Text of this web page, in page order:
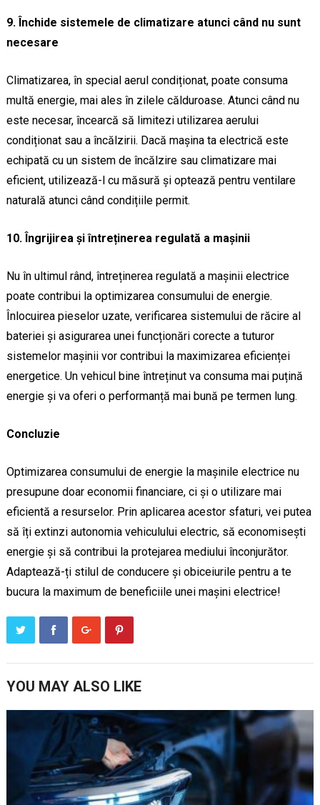
9. Închide sistemele de climatizare atunci când nu sunt
necesare
Climatizarea, în special aerul condiționat, poate consuma
multă energie, mai ales în zilele călduroase. Atunci când nu
este necesar, încearcă să limitezi utilizarea aerului
condiționat sau a încălzirii. Dacă mașina ta electrică este
echipată cu un sistem de încălzire sau climatizare mai
eficient, utilizează-l cu măsură și optează pentru ventilare
naturală atunci când condițiile permit.
10. Îngrijirea și întreținerea regulată a mașinii
Nu în ultimul rând, întreținerea regulată a mașinii electrice
poate contribui la optimizarea consumului de energie.
Înlocuirea pieselor uzate, verificarea sistemului de răcire al
bateriei și asigurarea unei funcționări corecte a tuturor
sistemelor mașinii vor contribui la maximizarea eficienței
energetice. Un vehicul bine întreținut va consuma mai puțină
energie și va oferi o performanță mai bună pe termen lung.
Concluzie
Optimizarea consumului de energie la mașinile electrice nu
presupune doar economii financiare, ci și o utilizare mai
eficientă a resurselor. Prin aplicarea acestor sfaturi, vei putea
să îți extinzi autonomia vehiculului electric, să economisești
energie și să contribui la protejarea mediului înconjurător.
Adaptează-ți stilul de conducere și obiceiurile pentru a te
bucura la maximum de beneficiile unei mașini electrice!
YOU MAY ALSO LIKE